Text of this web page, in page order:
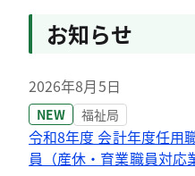
お知らせ
2026年8月5日
NEW 福祉局
令和8年度 会計年度任用
員（産休・育業職員対応